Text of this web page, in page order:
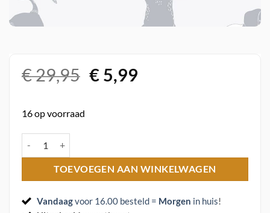
€29,95 Oorspronkelijke
prijs
€5,99Huidige
16 op voorraad
TOEVOEGEN AAN WINKELWAGEN
Vandaagvoor 16.00 besteld = Morgen in huis!